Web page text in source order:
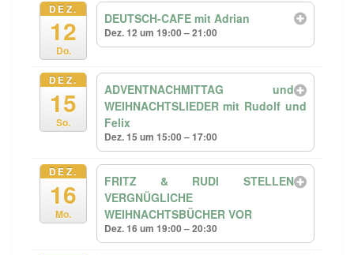
DEZ.
12
Do.
DEUTSCH-CAFE mit Adrian
Dez. 12 um 19:00 – 21:00
DEZ.
15
So.
ADVENTNACHMITTAG und
WEIHNACHTSLIEDER mit Rudolf und
Felix
Dez. 15 um 15:00 – 17:00
DEZ.
16
Mo.
FRITZ & RUDI STELLEN
VERGNÜGLICHE
WEIHNACHTSBÜCHER VOR
Dez. 16 um 19:00 – 20:30